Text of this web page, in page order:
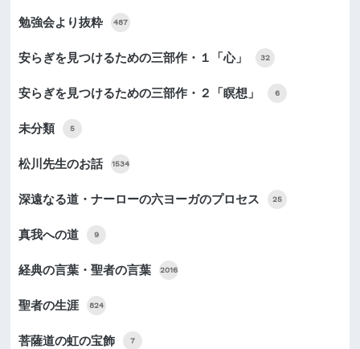
勉強会より抜粋 487
安らぎを見つけるための三部作・１「心」 32
安らぎを見つけるための三部作・２「瞑想」 6
未分類 5
松川先生のお話 1534
深遠なる道・ナーローの六ヨーガのプロセス 25
真我への道 9
経典の言葉・聖者の言葉 2016
聖者の生涯 824
菩薩道の虹の宝飾 7